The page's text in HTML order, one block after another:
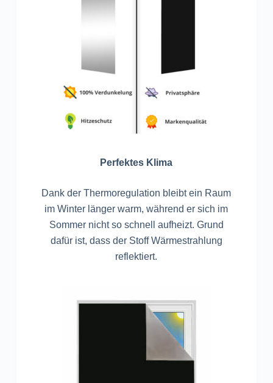
Perfektes Klima
Dank der Thermoregulation bleibt ein Raum
im Winter länger warm, während er sich im
Sommer nicht so schnell aufheizt. Grund
dafür ist, dass der Stoff Wärmestrahlung
reflektiert.